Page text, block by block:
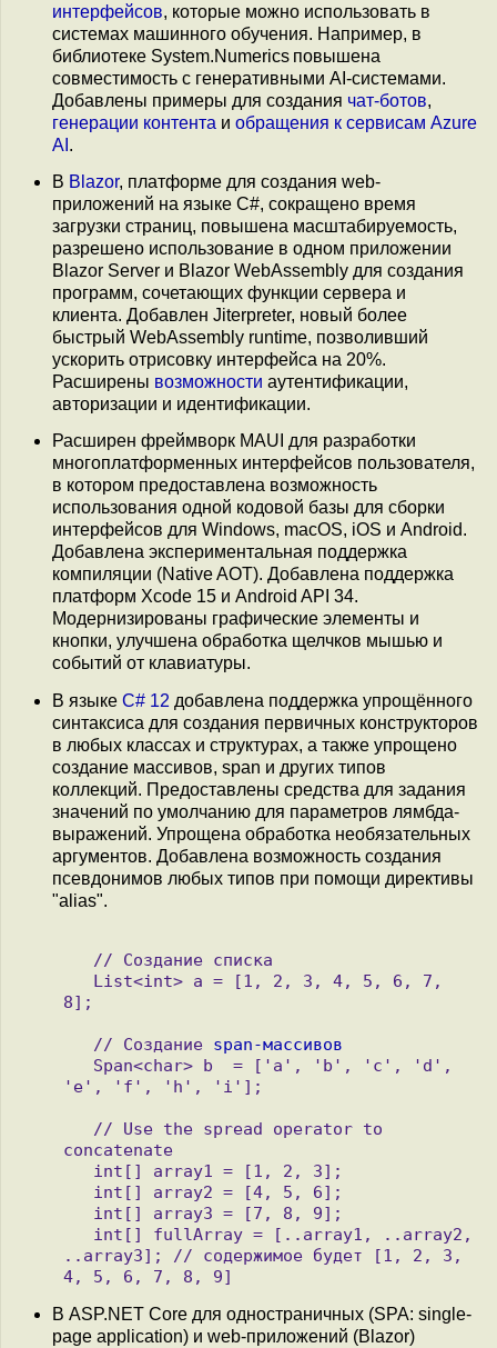
интерфейсов, которые можно использовать в
системах машинного обучения. Например, в
библиотеке System.Numerics повышена
совместимость с генеративными AI-системами.
Добавлены примеры для создания чат-ботов,
генерации контента и обращения к сервисам Azure
AI .
В Blazor, платформе для создания web-
приложений на языке C#, сокращено время
загрузки страниц, повышена масштабируемость,
разрешено использование в одном приложении
Blazor Server и Blazor WebAssembly для создания
программ, сочетающих функции сервера и
клиента. Добавлен Jiterpreter, новый более
быстрый WebAssembly runtimе, позволивший
ускорить отрисовку интерфейса на 20%.
Расширены возможности аутентификации,
авторизации и идентификации.
Расширен фреймворк MAUI для разработки
многоплатформенных интерфейсов пользователя,
в котором предоставлена возможность
использования одной кодовой базы для сборки
интерфейсов для Windows, macOS, iOS и Android.
Добавлена экспериментальная поддержка
компиляции (Native AOT). Добавлена поддержка
платформ Xcode 15 и Android API 34.
Модернизированы графические элементы и
кнопки, улучшена обработка щелчков мышью и
событий от клавиатуры.
В языке C# 12 добавлена поддержка упрощённого
синтаксиса для создания первичных конструкторов
в любых классах и структурах, а также упрощено
создание массивов, span и других типов
коллекций. Предоставлены средства для задания
значений по умолчанию для параметров лямбда-
выражений. Упрощена обработка необязательных
аргументов. Добавлена возможность создания
псевдонимов любых типов при помощи директивы
"alias".
8];
   // Создание
span-массивов
'e', 'f', 'h', 'i'];
concatenate
..array3]; // содержимое будет [1, 2, 3,
В ASP.NET Core для одностраничных (SPA: single-
page application) и web-приложений (Blazor)